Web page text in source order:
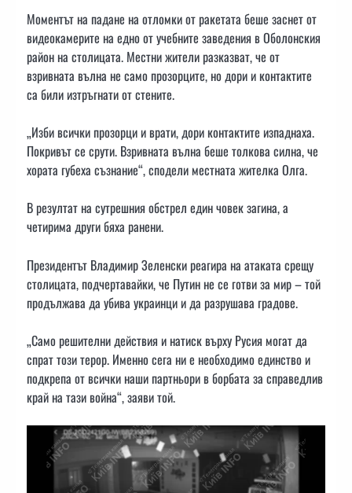
Моментът на падане на отломки от ракетата беше заснет от
видеокамерите на едно от учебните заведения в Оболонския
район на столицата. Местни жители разказват, че от
взривната вълна не само прозорците, но дори и контактите
са били изтръгнати от стените.
„Изби всички прозорци и врати, дори контактите изпаднаха.
Покривът се срути. Взривната вълна беше толкова силна, че
хората губеха съзнание“, сподели местната жителка Олга.
В резултат на сутрешния обстрел един човек загина, а
четирима други бяха ранени.
Президентът Владимир Зеленски реагира на атаката срещу
столицата, подчертавайки, че Путин не се готви за мир – той
продължава да убива украинци и да разрушава градове.
„Само решителни действия и натиск върху Русия могат да
спрат този терор. Именно сега ни е необходимо единство и
подкрепа от всички наши партньори в борбата за справедлив
край на тази война“, заяви той.